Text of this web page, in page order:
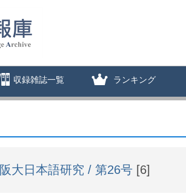
収録雑誌一覧 ランキング
阪大日本語研究 / 第26号 [6]